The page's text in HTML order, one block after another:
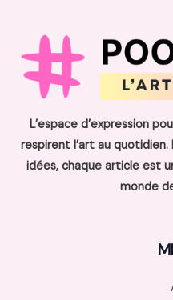
L’espace d’expression
respirent l’art au
idées, chaque article est
monde